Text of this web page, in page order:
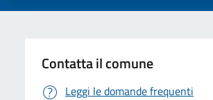
Contatta il comune
Leggi le domande frequenti